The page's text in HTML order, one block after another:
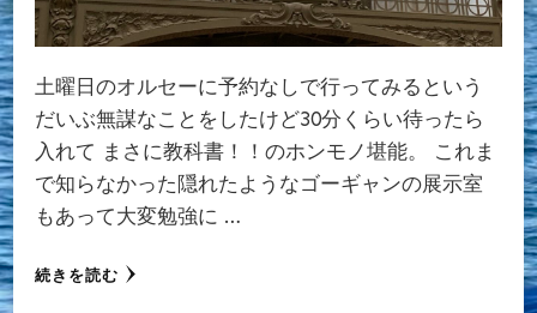
土曜日のオルセーに予約なしで行ってみるという
だいぶ無謀なことをしたけど30分くらい待ったら
入れて まさに教科書！！のホンモノ堪能。 これま
で知らなかった隠れたようなゴーギャンの展示室
もあって大変勉強に …
続きを読む